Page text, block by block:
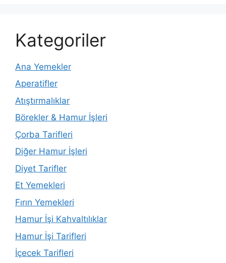
Kategoriler
Ana Yemekler
Aperatifler
Atıştırmalıklar
Börekler & Hamur İşleri
Çorba Tarifleri
Diğer Hamur İşleri
Diyet Tarifler
Et Yemekleri
Fırın Yemekleri
Hamur İşi Kahvaltılıklar
Hamur İşi Tarifleri
İçecek Tarifleri